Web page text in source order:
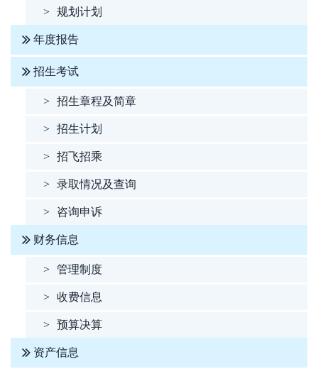
> 规划计划
年度报告
招生考试
> 招生章程及简章
> 招生计划
> 招飞招乘
> 录取情况及查询
> 咨询申诉
财务信息
> 管理制度
> 收费信息
> 预算决算
资产信息